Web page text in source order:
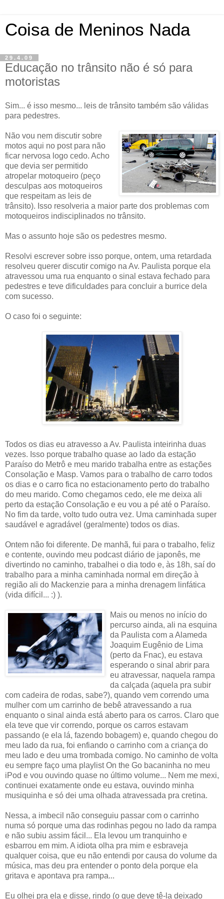
Coisa de Meninos Nada
29.4.09
Educação no trânsito não é só para
motoristas
Sim... é isso mesmo... leis de trânsito também são válidas
para pedestres.
Não vou nem discutir sobre
motos aqui no post para não
ficar nervosa logo cedo. Acho
que devia ser permitido
atropelar motoqueiro (peço
desculpas aos motoqueiros
que respeitam as leis de
trânsito). Isso resolveria a maior parte dos problemas com
motoqueiros indisciplinados no trânsito.
Mas o assunto hoje são os pedestres mesmo.
Resolvi escrever sobre isso porque, ontem, uma retardada
resolveu querer discutir comigo na Av. Paulista porque ela
atravessou uma rua enquanto o sinal estava fechado para
pedestres e teve dificuldades para concluir a burrice dela
com sucesso.
O caso foi o seguinte:
Todos os dias eu atravesso a Av. Paulista inteirinha duas
vezes. Isso porque trabalho quase ao lado da estação
Paraíso do Metrô e meu marido trabalha entre as estações
Consolação e Masp. Vamos para o trabalho de carro todos
os dias e o carro fica no estacionamento perto do trabalho
do meu marido. Como chegamos cedo, ele me deixa ali
perto da estação Consolação e eu vou a pé até o Paraíso.
No fim da tarde, volto tudo outra vez. Uma caminhada super
saudável e agradável (geralmente) todos os dias.
Ontem não foi diferente. De manhã, fui para o trabalho, feliz
e contente, ouvindo meu podcast diário de japonês, me
divertindo no caminho, trabalhei o dia todo e, às 18h, saí do
trabalho para a minha caminhada normal em direção à
região ali do Mackenzie para a minha drenagem linfática
(vida difícil... :) ).
Mais ou menos no início do
percurso ainda, ali na esquina
da Paulista com a Alameda
Joaquim Eugênio de Lima
(perto da Fnac), eu estava
esperando o sinal abrir para
eu atravessar, naquela rampa
da calçada (aquela pra subir
com cadeira de rodas, sabe?), quando vem correndo uma
mulher com um carrinho de bebê atravessando a rua
enquanto o sinal ainda está aberto para os carros. Claro que
ela teve que vir correndo, porque os carros estavam
passando (e ela lá, fazendo bobagem) e, quando chegou do
meu lado da rua, foi enfiando o carrinho com a criança do
meu lado e deu uma trombada comigo. No caminho de volta
eu sempre faço uma playlist On the Go bacaninha no meu
iPod e vou ouvindo quase no último volume... Nem me mexi,
continuei exatamente onde eu estava, ouvindo minha
musiquinha e só dei uma olhada atravessada pra cretina.
Nessa, a imbecil não conseguiu passar com o carrinho
numa só porque uma das rodinhas pegou no lado da rampa
e não subiu assim fácil... Ela levou um tranquinho e
esbarrou em mim. A idiota olha pra mim e esbraveja
qualquer coisa, que eu não entendi por causa do volume da
música, mas deu pra entender o ponto dela porque ela
gritava e apontava pra rampa...
Eu olhei pra ela e disse, rindo (o que deve tê-la deixado